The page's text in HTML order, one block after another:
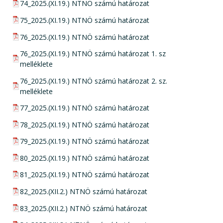
pdf csatolmány:
74_2025.(XI.19.) NTNÖ számú határozat
pdf csatolmány:
75_2025.(XI.19.) NTNÖ számú határozat
pdf csatolmány:
76_2025.(XI.19.) NTNÖ számú határozat
pdf csatolmány:
76_2025.(XI.19.) NTNÖ számú határozat 1. sz
melléklete
pdf csatolmány:
76_2025.(XI.19.) NTNÖ számú határozat 2. sz.
melléklete
pdf csatolmány:
77_2025.(XI.19.) NTNÖ számú határozat
pdf csatolmány:
78_2025.(XI.19.) NTNÖ számú határozat
pdf csatolmány:
79_2025.(XI.19.) NTNÖ számú határozat
pdf csatolmány:
80_2025.(XI.19.) NTNÖ számú határozat
pdf csatolmány:
81_2025.(XI.19.) NTNÖ számú határozat
pdf csatolmány:
82_2025.(XII.2.) NTNÖ számú határozat
pdf csatolmány:
83_2025.(XII.2.) NTNÖ számú határozat